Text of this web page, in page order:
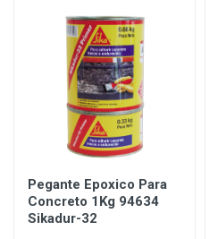
Pegante Epoxico Para
Concreto 1Kg 94634
Sikadur-32